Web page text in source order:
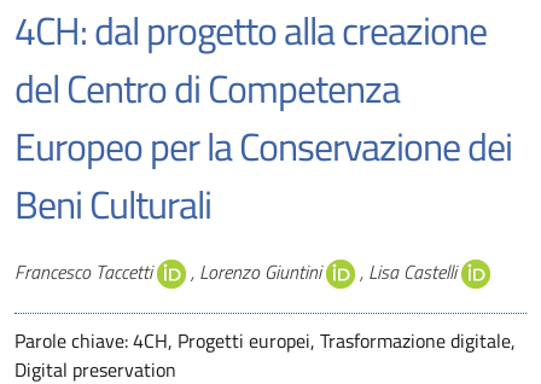
4CH: dal progetto alla creazione
del Centro di Competenza
Europeo per la Conservazione dei
Beni Culturali
Autori
Francesco Taccetti , Lorenzo Giuntini , Lisa Castelli
Parole chiave: 4CH, Progetti europei, Trasformazione digitale,
Digital preservation